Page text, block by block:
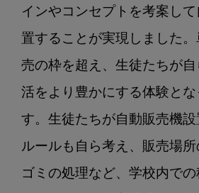
インやコンセプトを考案し
置することが実現しました
売の枠を超え、生徒たちが
活をより豊かにする体験と
す。生徒たちが自動販売機
ルールも自ら考え、販売場
ゴミの処理など、学校内で